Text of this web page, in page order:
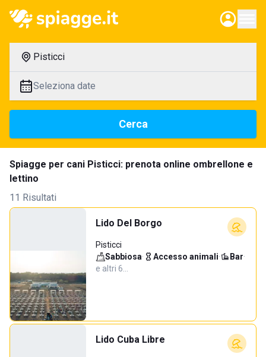
Pisticci
Seleziona date
Cerca
Spiagge per cani Pisticci: prenota online ombrellone e
lettino
11 Risultati
Lido Del Borgo
Pisticci
Sabbiosa· Accesso animali· Bar·
e altri 6…
Lido Cuba Libre